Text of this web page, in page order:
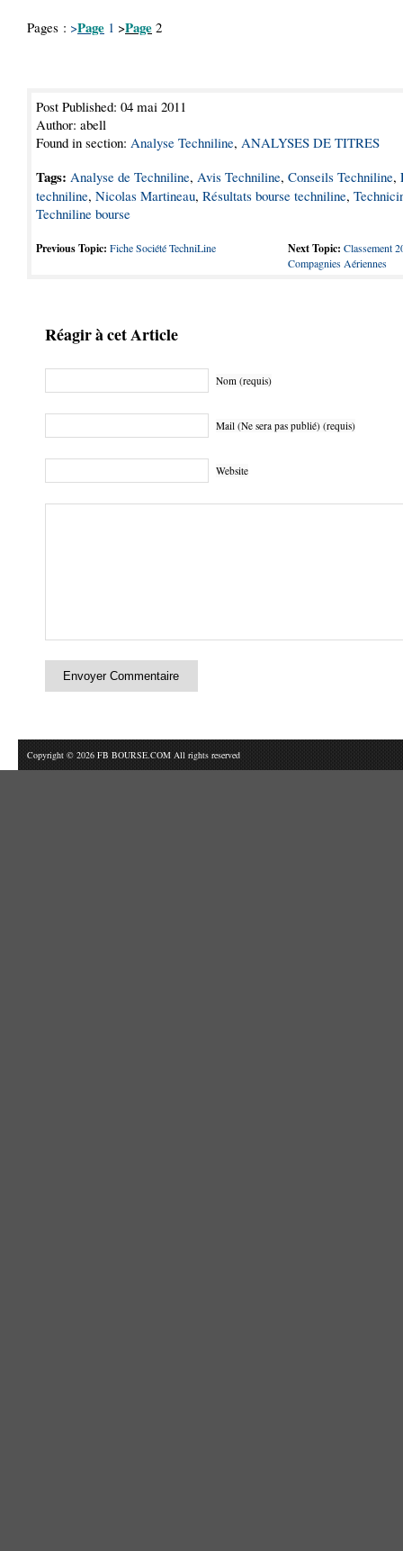
Pages : >Page 1 >Page 2
Post Published: 04 mai 2011
Author: abell
Found in section: Analyse Techniline, ANALYSES DE TITRES
Tags: Analyse de Techniline, Avis Techniline, Conseils Techniline,
techniline, Nicolas Martineau, Résultats bourse techniline,
Techniline bourse
Previous Topic: Fiche Société TechniLine Next Topic: Classement
Compagnies Aériennes
Réagir à cet Article
Nom (requis)
Mail (Ne sera pas publié) (requis)
Website
Copyright © 2026 FB BOURSE.COM All rights reserved